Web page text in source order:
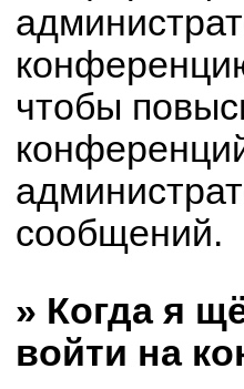
чтобы
сообщений.
» Когда я
войти на